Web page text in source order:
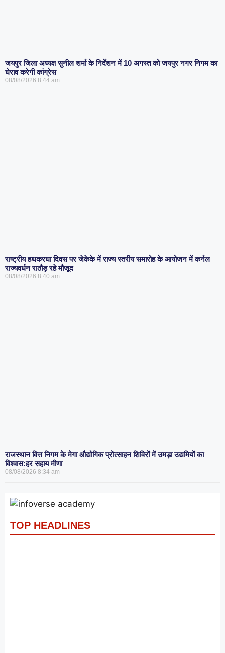
जयपुर जिला अध्यक्ष सुनील शर्मा के निर्देशन में 10 अगस्त को जयपुर नगर निगम का
घेराव करेगी कांग्रेस
08/08/2026 8:44 am
राष्ट्रीय हथकरघा दिवस पर जेकेके में राज्य स्तरीय समारोह के आयोजन में कर्नल
राज्यवर्धन राठौड़ रहे मौजूद
08/08/2026 8:40 am
राजस्थान वित्त निगम के मेगा औद्योगिक प्रोत्साहन शिविरों में उमड़ा उद्यमियों का
विश्वास:हर सहाय मीणा
08/08/2026 8:34 am
TOP HEADLINES